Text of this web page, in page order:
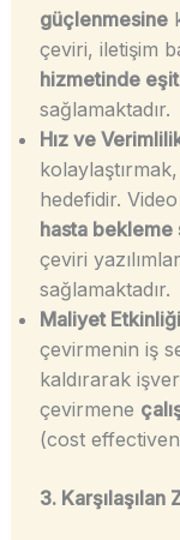
güçlenmesine
çeviri, iletişim
hizmetinde
sağlamaktadır.
Hız ve
hedefidir.
hasta bekleme
çeviri
sağlamaktadır.
Maliyet
çevirmenin iş
kaldırarak
çevirmene
(cost
3. Karşılaşılan